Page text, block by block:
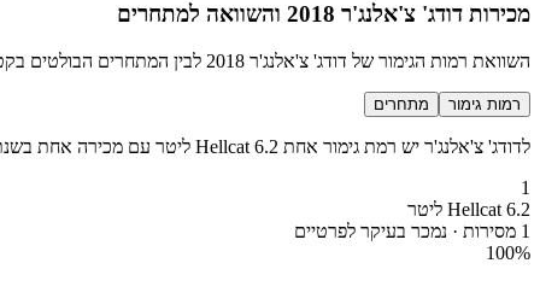
מכירות דודג' צ'אלנג'ר 2018 והשוואה למתחרים
השוואת רמות הגימור של דודג' צ'אלנג'ר 2018 לבין המתחרים הבולטים בקטגוריה מכונית ספורט
רמות גימור מתחרים
לדודג' צ'אלנג'ר יש רמת גימור אחת Hellcat 6.2 ליטר עם מכירה אחת בשנת 2018
1
Hellcat 6.2 ליטר
1 מסירות · נמכר בעיקר לפרטיים
100%